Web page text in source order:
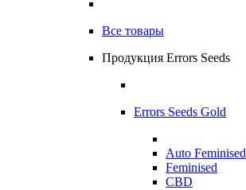
Все товары
Продукция Errors Seeds
Errors Seeds Gold
Auto Feminised
Feminised
CBD